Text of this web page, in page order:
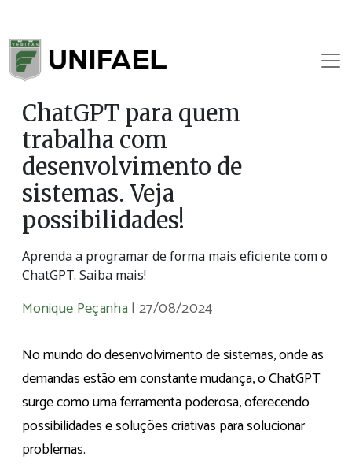
ChatGPT para quem
trabalha com
desenvolvimento de
sistemas. Veja
possibilidades!
Aprenda a programar de forma mais eficiente com o
ChatGPT. Saiba mais!
Monique Peçanha |27/08/2024
No mundo do desenvolvimento de sistemas, onde as
demandas estão em constante mudança, o ChatGPT
surge como uma ferramenta poderosa, oferecendo
possibilidades e soluções criativas para solucionar
problemas.